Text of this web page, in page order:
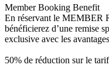
Member Booking Benefit
En réservant le MEMBER
bénéficierez d’une remise
exclusive avec les
50% de réduction sur le